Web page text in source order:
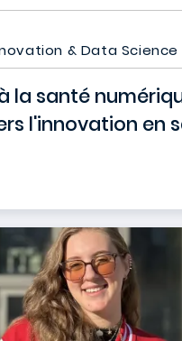
& Data Science
la santé
l'innovation en